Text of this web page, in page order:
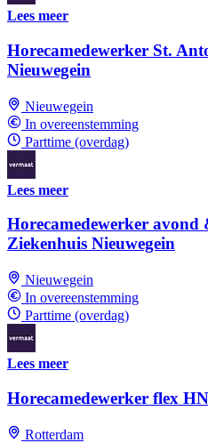
Lees meer
Horecamedewerker St.
Nieuwegein
Nieuwegein
In overeenstemming
Parttime (overdag)
Lees meer
Horecamedewerker avond
Ziekenhuis Nieuwegein
Nieuwegein
In overeenstemming
Parttime (overdag)
Lees meer
Horecamedewerker flex
Rotterdam